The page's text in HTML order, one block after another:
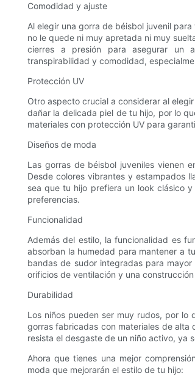
Comodidad y ajuste
Al elegir una gorra de béisbol juvenil
no le quede ni muy apretada ni muy
cierres a presión para asegurar un
transpirabilidad y comodidad,
Protección UV
Otro aspecto crucial a considerar al
dañar la delicada piel de tu hijo, por lo
materiales con protección UV para
Diseños de moda
Las gorras de béisbol juveniles vienen
Desde colores vibrantes y estampados
sea que tu hijo prefiera un look clásico
preferencias.
Funcionalidad
Además del estilo, la funcionalidad es
absorban la humedad para mantener a
bandas de sudor integradas para
orificios de ventilación y una
Durabilidad
Los niños pueden ser muy rudos, por lo
gorras fabricadas con materiales de
resista el desgaste de un niño activo, ya
Ahora que tienes una mejor
moda que mejorarán el estilo de tu hijo: